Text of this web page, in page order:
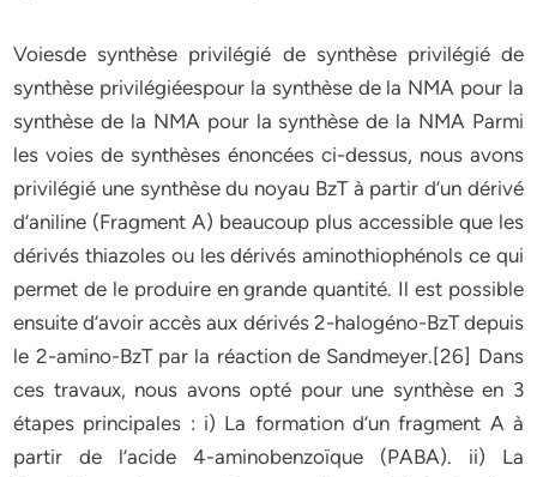
Voiesde synthèse privilégié de synthèse privilégié de
synthèse privilégiéespour la synthèse de la NMA pour la
synthèse de la NMA pour la synthèse de la NMA Parmi
les voies de synthèses énoncées ci-dessus, nous avons
privilégié une synthèse du noyau BzT à partir d’un dérivé
d’aniline (Fragment A) beaucoup plus accessible que les
dérivés thiazoles ou les dérivés aminothiophénols ce qui
permet de le produire en grande quantité. Il est possible
ensuite d’avoir accès aux dérivés 2-halogéno-BzT depuis
le 2-amino-BzT par la réaction de Sandmeyer.[26] Dans
ces travaux, nous avons opté pour une synthèse en 3
étapes principales : i) La formation d’un fragment A à
partir de l’acide 4-aminobenzoïque (PABA). ii) La